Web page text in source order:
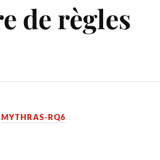
de règles
MYTHRAS-RQ6